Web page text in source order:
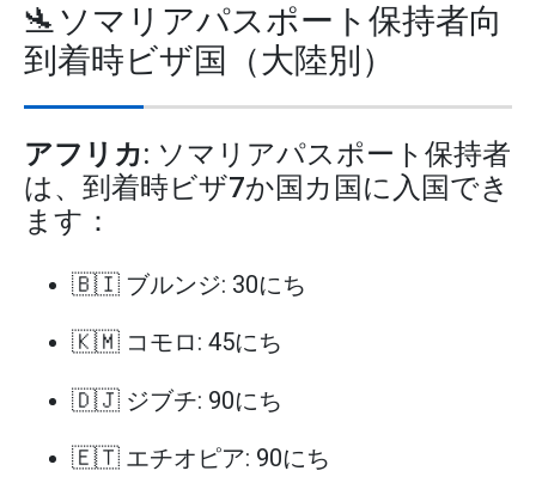
🛬ソマリアパスポート保持者向
到着時ビザ国（大陸別）
アフリカ: ソマリアパスポート保持者
は、到着時ビザ7か国カ国に入国でき
ます：
🇧🇮 ブルンジ: 30にち
🇰🇲 コモロ: 45にち
🇩🇯 ジブチ: 90にち
🇪🇹 エチオピア: 90にち